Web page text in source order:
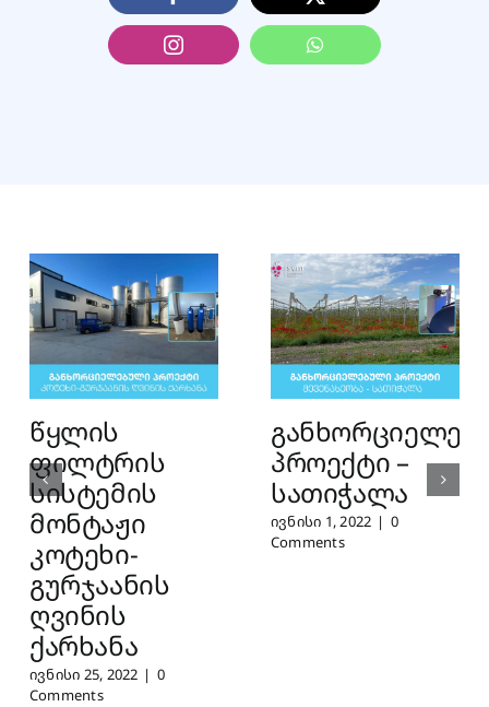
წყლის
ფილტრის
სისტემის
მონტაჟი
კოტეხი-
გურჯაანის
ღვინის
ქარხანა
ივნისი 25, 2022 | 0
Comments
პროექტი –
სათიჭალა
ივნისი 1, 2022 | 0
Comments